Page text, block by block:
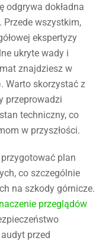
odgrywa dokładna
Przede wszystkim,
ekspertyzy
ukryte wady i
znajdziesz w
Warto skorzystać z
przeprowadzi
techniczny, co
w przyszłości.
plan
co szczególnie
na szkody górnicze.
przeglądów
przed